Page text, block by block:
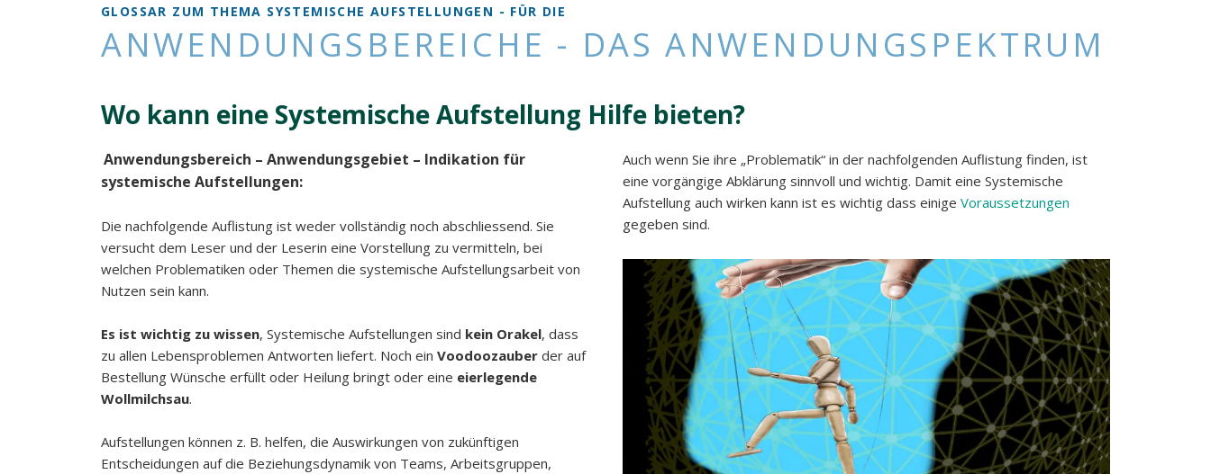
KlientIn
GLOSSAR ZUM THEMA SYSTEMISCHE AUFSTELLUNGEN - FÜR DIE
ANWENDUNGSBEREICHE - DAS ANWENDUNGSPEKTRUM
Wo kann eine Systemische Aufstellung Hilfe bieten?
Anwendungsbereich – Anwendungsgebiet – Indikation für
systemische Aufstellungen:
Die nachfolgende Auflistung ist weder vollständig noch abschliessend. Sie
versucht dem Leser und der Leserin eine Vorstellung zu vermitteln, bei
welchen Problematiken oder Themen die systemische Aufstellungsarbeit von
Nutzen sein kann.
Es ist wichtig zu wissen, Systemische Aufstellungen sind kein Orakel, dass
zu allen Lebensproblemen Antworten liefert. Noch ein Voodoozauber der auf
Bestellung Wünsche erfüllt oder Heilung bringt oder eine eierlegende
Wollmilchsau.
Aufstellungen können z. B. helfen, die Auswirkungen von zukünftigen
Entscheidungen auf die Beziehungsdynamik von Teams, Arbeitsgruppen,
Auch wenn Sie ihre „Problematik“ in der nachfolgenden Auflistung finden, ist
eine vorgängige Abklärung sinnvoll und wichtig. Damit eine Systemische
Aufstellung auch wirken kann ist es wichtig dass einige Voraussetzungen
gegeben sind.